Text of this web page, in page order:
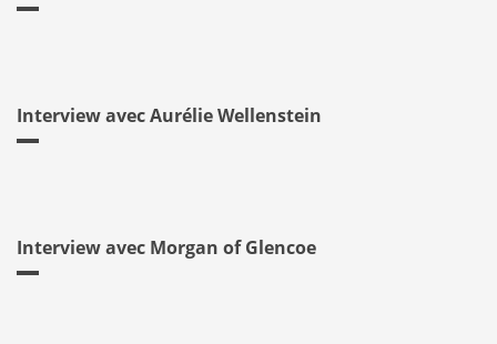
Interview avec Aurélie Wellenstein
Interview avec Morgan of Glencoe